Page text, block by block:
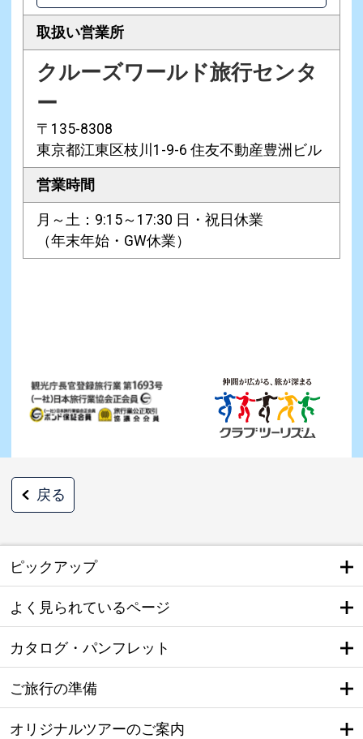
取扱い営業所
クルーズワールド旅行センタ
ー
〒135-8308
東京都江東区枝川1-9-6 住友不動産豊洲ビル
営業時間
月～土：9:15～17:30 日・祝日休業
（年末年始・GW休業）
戻る
ピックアップ
よく見られているページ
カタログ・パンフレット
ご旅行の準備
オリジナルツアーのご案内